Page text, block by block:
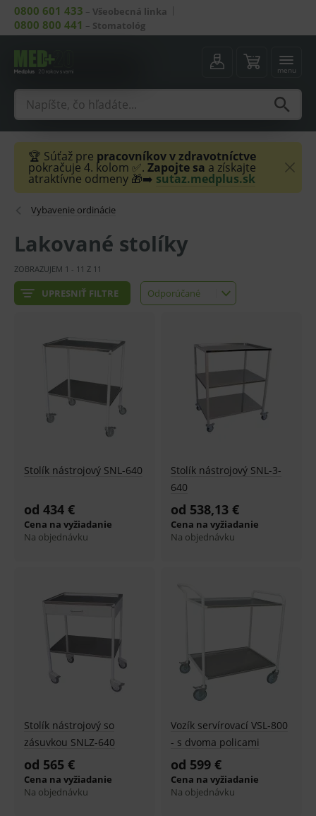
0800 601 433 – Všeobecná linka
0800 800 441 – Stomatológ
menu
🏆 Súťaž pre pracovníkov v zdravotníctve
pokračuje 4. kolom ✅. Zapojte sa a získajte
atraktívne odmeny 🎁➡️ sutaz.medplus.sk
Vybavenie ordinácie
Lakované stolíky
UPRESNIŤ FILTRE Odporúčané
Odporúčané
ZOBRAZUJEM 1 - 11 Z 11
Stolík nástrojový SNL-640
od 434 €
Cena na vyžiadanie
Na objednávku
Stolík nástrojový SNL-3-
640
od 538,13 €
Cena na vyžiadanie
Na objednávku
Stolík nástrojový so
zásuvkou SNLZ-640
od 565 €
Cena na vyžiadanie
Na objednávku
Vozík servírovací VSL-800
- s dvoma policami
od 599 €
Cena na vyžiadanie
Na objednávku